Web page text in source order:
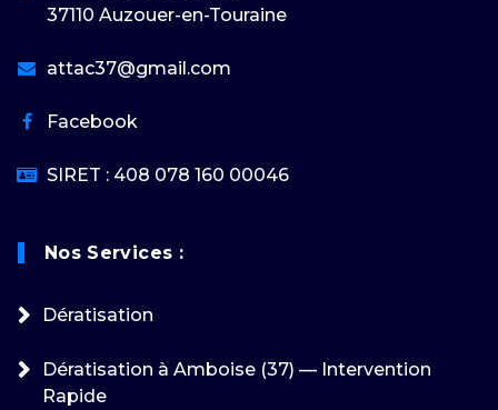
37110 Auzouer-en-Touraine
attac37@gmail.com
Facebook
SIRET : 408 078 160 00046
Nos Services :
Dératisation
Dératisation à Amboise (37) — Intervention
Rapide